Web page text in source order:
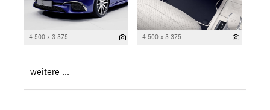
4 500 x 3 375 4 500 x 3 375
weitere ...